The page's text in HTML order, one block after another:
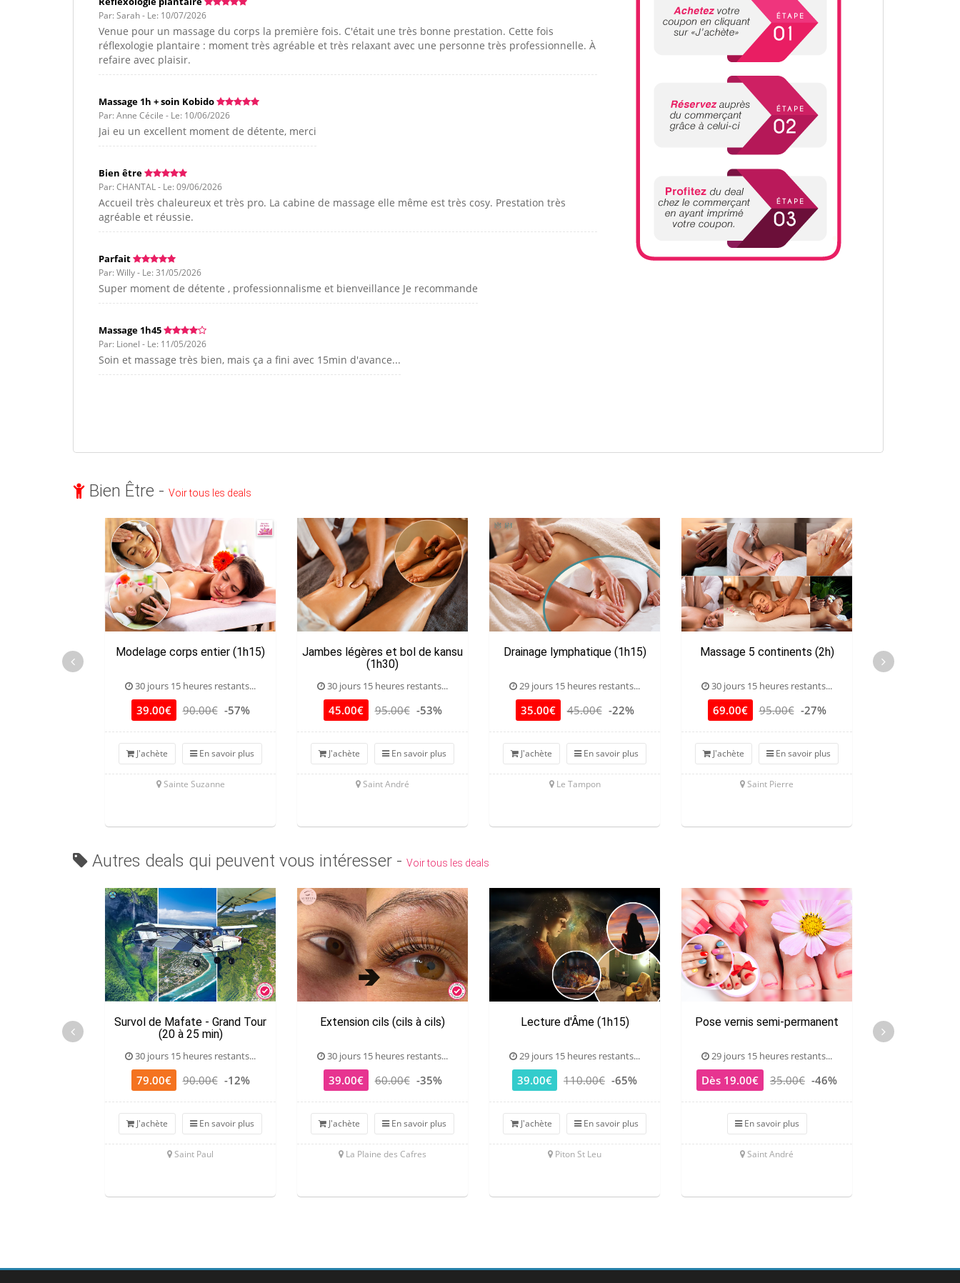
Par: Sarah - Le: 10/07/2026
Venue pour un massage du corps la première fois. C'était une très bonne prestation. Cette fois
réflexologie plantaire : moment très agréable et très relaxant avec une personne très professionnelle. À
refaire avec plaisir.
Massage 1h + soin Kobido
Par: Anne Cécile - Le: 10/06/2026
Jai eu un excellent moment de détente, merci
Bien être
Par: CHANTAL - Le: 09/06/2026
Accueil très chaleureux et très pro. La cabine de massage elle même est très cosy. Prestation très
agréable et réussie.
Parfait
Par: Willy - Le: 31/05/2026
Super moment de détente , professionnalisme et bienveillance Je recommande
Massage 1h45
Par: Lionel - Le: 11/05/2026
Soin et massage très bien, mais ça a fini avec 15min d'avance...
Bien Être - Voir tous les deals
Modelage corps entier (1h15)
30 jours 15 heures restants...
39.00€ 90.00€ -57%
J'achète En savoir plus
Sainte Suzanne
Jambes légères et bol de kansu
(1h30)
30 jours 15 heures restants...
45.00€ 95.00€ -53%
J'achète En savoir plus
Saint André
Drainage lymphatique (1h15)
29 jours 15 heures restants...
35.00€ 45.00€ -22%
J'achète En savoir plus
Le Tampon
Massage 5 continents (2h)
30 jours 15 heures restants...
69.00€ 95.00€ -27%
J'achète En savoir plus
Saint Pierre
Autres deals qui peuvent vous intéresser - Voir tous les deals
Survol de Mafate - Grand Tour
(20 à 25 min)
30 jours 15 heures restants...
79.00€ 90.00€ -12%
J'achète En savoir plus
Saint Paul
Extension cils (cils à cils)
30 jours 15 heures restants...
39.00€ 60.00€ -35%
J'achète En savoir plus
La Plaine des Cafres
Lecture d'Âme (1h15)
29 jours 15 heures restants...
39.00€ 110.00€ -65%
J'achète En savoir plus
Piton St Leu
Pose vernis semi-permanent
29 jours 15 heures restants...
Dès 19.00€ 35.00€ -46%
En savoir plus
Saint André